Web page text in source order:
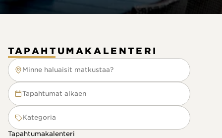
TAPAHTUMAKALENTERI
Minne haluaisit matkustaa?
Minne haluaisit matkustaa?
Tapahtumat alkaen
Kategoria
Tapahtumakalenteri